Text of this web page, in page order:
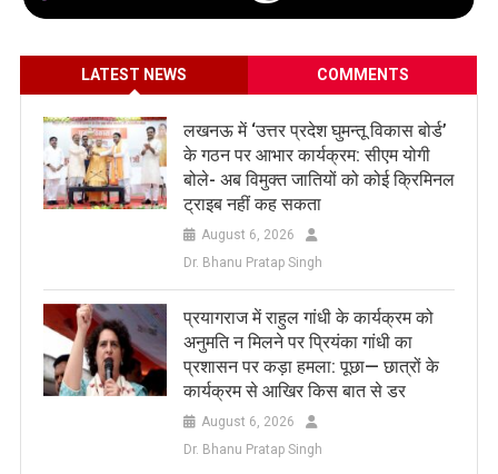
LATEST NEWS COMMENTS
लखनऊ में ‘उत्तर प्रदेश घुमन्तू विकास बोर्ड’
के गठन पर आभार कार्यक्रम: सीएम योगी
बोले- अब विमुक्त जातियों को कोई क्रिमिनल
ट्राइब नहीं कह सकता
August 6, 2026
Dr. Bhanu Pratap Singh
प्रयागराज में राहुल गांधी के कार्यक्रम को
अनुमति न मिलने पर प्रियंका गांधी का
प्रशासन पर कड़ा हमला: पूछा— छात्रों के
कार्यक्रम से आखिर किस बात से डर
August 6, 2026
Dr. Bhanu Pratap Singh